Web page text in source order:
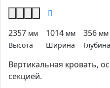
2357 мм
Высота
1014 мм
Ширина
356 мм
Глубина
Вертикальная кровать,
секцией.